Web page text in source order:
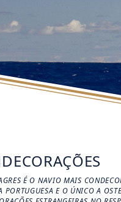
É O NAVIO MAIS
PORTUGUESA E O ÚNICO A